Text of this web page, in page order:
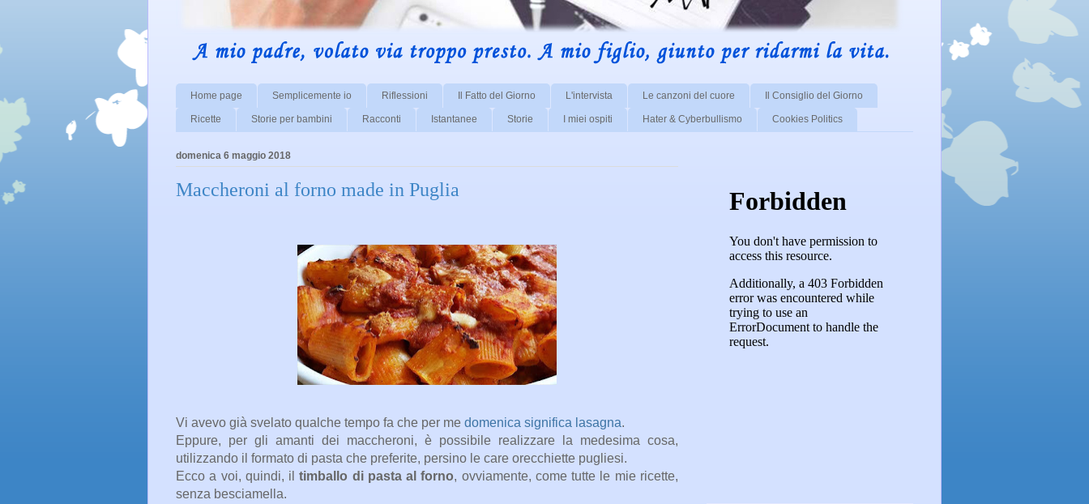
Home page Semplicemente io Riflessioni Il Fatto del Giorno L'intervista Le canzoni del cuore Il Consiglio del Giorno
Ricette Storie per bambini Racconti Istantanee Storie I miei ospiti Hater & Cyberbullismo Cookies Politics
domenica 6 maggio 2018
Maccheroni al forno made in Puglia
Vi avevo già svelato qualche tempo fa che per me domenica significa lasagna.
Eppure, per gli amanti dei maccheroni, è possibile realizzare la medesima cosa,
utilizzando il formato di pasta che preferite, persino le care orecchiette pugliesi.
Ecco a voi, quindi, iltimballo di pasta al forno, ovviamente, come tutte le mie ricette,
senza besciamella.